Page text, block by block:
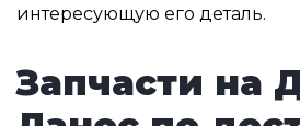
интересующую его деталь.
Запчасти на